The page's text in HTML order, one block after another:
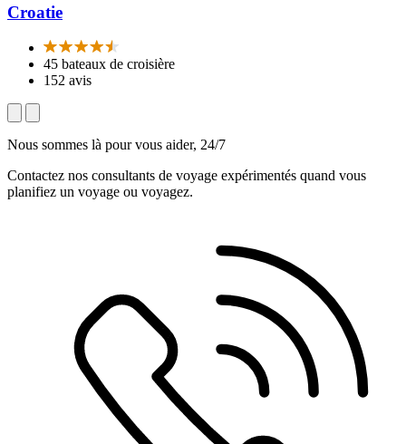
Croatie
45 bateaux de croisière
152 avis
Nous sommes là pour vous aider, 24/7
Contactez nos consultants de voyage expérimentés quand vous
planifiez un voyage ou voyagez.